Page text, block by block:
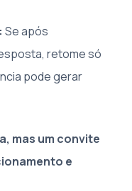
Se após
retome só
pode gerar
mas um convite
e